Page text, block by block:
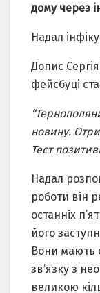
дому через
Надал
Допис
фейсбуці
новину.
Тест
Надал
роботи він
останніх
його
Вони мають
зв’язку з
великою